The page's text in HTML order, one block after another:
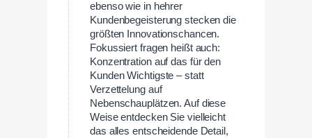
ebenso wie in hehrer
Kundenbegeisterung stecken die
größten Innovationschancen.
Fokussiert fragen heißt auch:
Konzentration auf das für den
Kunden Wichtigste – statt
Verzettelung auf
Nebenschauplätzen. Auf diese
Weise entdecken Sie vielleicht
das alles entscheidende Detail,